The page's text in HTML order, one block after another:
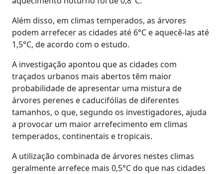
Além disso, em climas temperados, as árvores
podem arrefecer as cidades até 6°C e aquecê-las até
1,5°C, de acordo com o estudo.
A investigação apontou que as cidades com
traçados urbanos mais abertos têm maior
probabilidade de apresentar uma mistura de
árvores perenes e caducifólias de diferentes
tamanhos, o que, segundo os investigadores, ajuda
a provocar um maior arrefecimento em climas
temperados, continentais e tropicais.
A utilização combinada de árvores nestes climas
geralmente arrefece mais 0,5°C do que nas cidades